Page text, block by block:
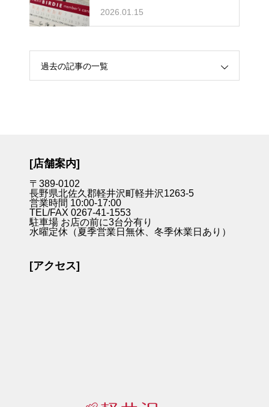
2026.01.15
過去の記事の一覧
[店舗案内]
〒389-0102
長野県北佐久郡軽井沢町軽井沢1263-5
営業時間 10:00-17:00
TEL/FAX 0267-41-1553
駐車場 お店の前に3台分有り
水曜定休（夏季営業日無休、冬季休業日あり）
[アクセス]